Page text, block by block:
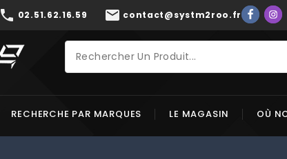
phone 02.51.62.16.59 mail contact@systm2roo.fr
RECHERCHE PAR MARQUES LE MAGASIN OÙ